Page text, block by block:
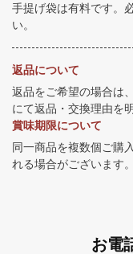
手提げ袋は有料です。
い。
返品について
返品をご希望の場合は
にて返品・交換理由を
賞味期限について
同一商品を複数個ご購
れる場合がございます
お電